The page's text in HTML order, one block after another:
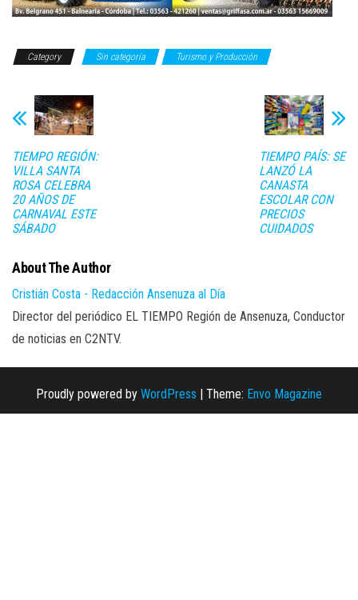
Category Sin categoría Turismo y Producción
TIEMPO REGIÓN:
VILLA SANTA
ROSA CELEBRA
20 AÑOS DE
CARNAVAL ESTE
SÁBADO
TIEMPO PAÍS: SE
LANZÓ LA
CANASTA
ESCOLAR CON
PRECIOS
CUIDADOS
About The Author
Cristián Costa - Redacción Ansenuza al Día
Director del periódico EL TIEMPO Región de Ansenuza, Conductor
de noticias en C2NTV.
Proudly powered by WordPress | Theme: Envo Magazine